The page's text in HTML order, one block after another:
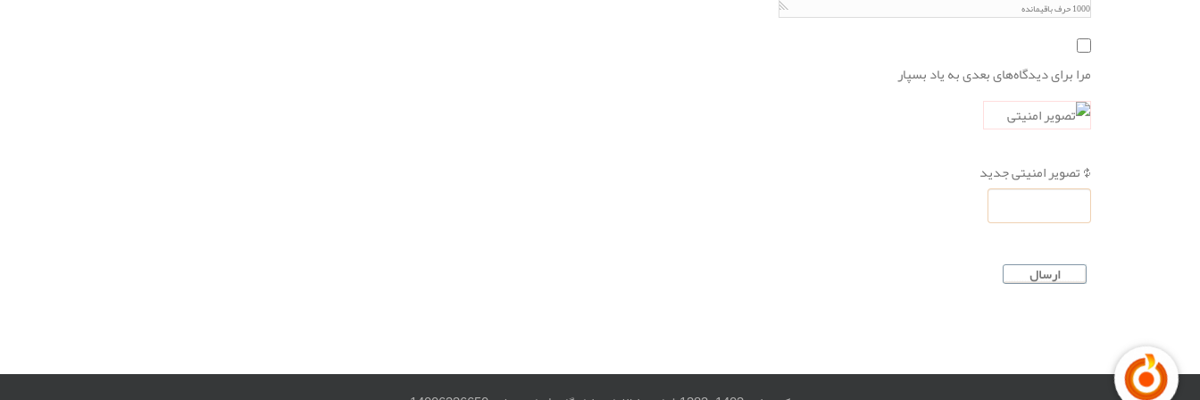
1000حرف باقیمانده
مرا برای دیدگاه‌های بعدی به یاد بسپار
تصویر امنیتی جدید
ارسال